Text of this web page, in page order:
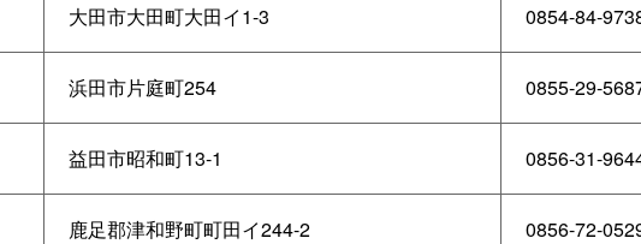
大田市大田町大田イ1-3 0854-84-
浜田市片庭町254 0855-29-
益田市昭和町13-1 0856-31-
鹿足郡津和野町町田イ244-2 0856-72-